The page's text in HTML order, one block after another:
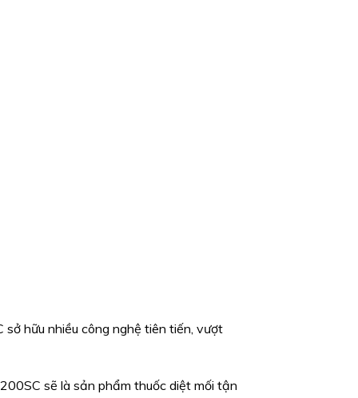
hữu nhiều công nghệ tiên tiến, vượt
sẽ là sản phẩm thuốc diệt mối tận